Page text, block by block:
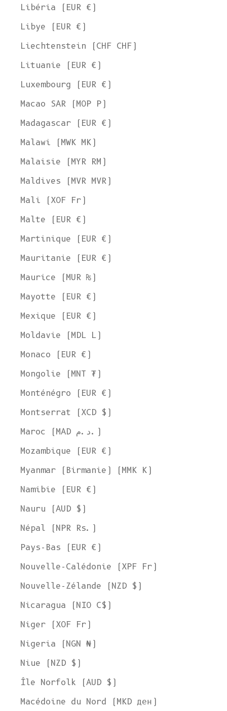
Libéria (EUR €)
Libye (EUR €)
Liechtenstein (CHF CHF)
Lituanie (EUR €)
Luxembourg (EUR €)
Macao SAR (MOP P)
Madagascar (EUR €)
Malawi (MWK MK)
Malaisie (MYR RM)
Maldives (MVR MVR)
Mali (XOF Fr)
Malte (EUR €)
Martinique (EUR €)
Mauritanie (EUR €)
Maurice (MUR ₨)
Mayotte (EUR €)
Mexique (EUR €)
Moldavie (MDL L)
Monaco (EUR €)
Mongolie (MNT ₮)
Monténégro (EUR €)
Montserrat (XCD $)
Maroc (MAD د.م.)
Mozambique (EUR €)
Myanmar (Birmanie) (MMK K)
Namibie (EUR €)
Nauru (AUD $)
Népal (NPR Rs.)
Pays-Bas (EUR €)
Nouvelle-Calédonie (XPF Fr)
Nouvelle-Zélande (NZD $)
Nicaragua (NIO C$)
Niger (XOF Fr)
Nigeria (NGN ₦)
Niue (NZD $)
Île Norfolk (AUD $)
Macédoine du Nord (MKD ден)